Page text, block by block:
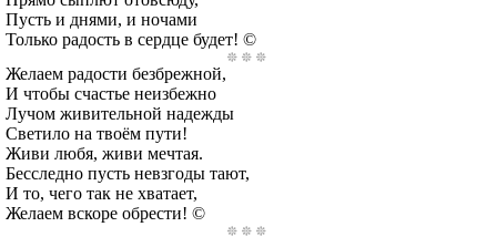
Пусть и днями, и ночами
Только радость в сердце будет! ©
Желаем радости безбрежной,
И чтобы счастье неизбежно
Лучом живительной надежды
Светило на твоём пути!
Живи любя, живи мечтая.
Бесследно пусть невзгоды тают,
И то, чего так не хватает,
Желаем вскоре обрести! ©